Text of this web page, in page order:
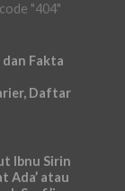
"404"
Fakta
Daftar
Ibnu Sirin
Ada’ atau